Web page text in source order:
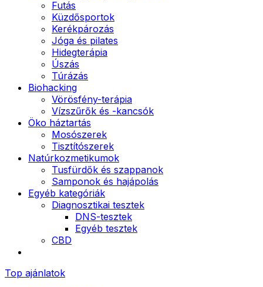
Futás
Küzdősportok
Kerékpározás
Jóga és pilates
Hidegterápia
Úszás
Túrázás
Biohacking
Vörösfény-terápia
Vízszűrők és -kancsók
Öko háztartás
Mosószerek
Tisztítószerek
Natúrkozmetikumok
Tusfürdők és szappanok
Samponok és hajápolás
Egyéb kategóriák
Diagnosztikai tesztek
DNS-tesztek
Egyéb tesztek
CBD
Top ajánlatok